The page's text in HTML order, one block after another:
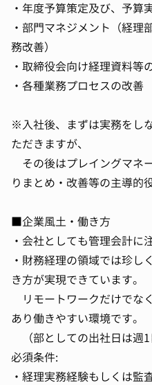
・年度予算策定及び、予算
・部門マネジメント（経理
務改善）
・取締役会向け経理資料等
・各種業務プロセスの改善
※入社後、まずは実務をし
ただきますが、
その後はプレイングマネ
りまとめ・改善等の主導的
■企業風土・働き方
・会社としても管理会計に
・財務経理の領域では珍し
き方が実現できています。
リモートワークだけでな
あり働きやすい環境です。
（部としての出社日は週1
必須条件:
・経理実務経験もしくは監